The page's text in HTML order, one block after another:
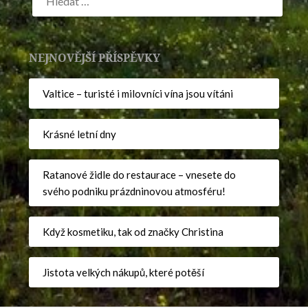
NEJNOVĚJŠÍ PŘÍSPĚVKY
Valtice – turisté i milovníci vína jsou vítáni
Krásné letní dny
Ratanové židle do restaurace – vnesete do
svého podniku prázdninovou atmosféru!
Když kosmetiku, tak od značky Christina
Jistota velkých nákupů, které potěší